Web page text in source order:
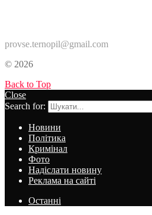
provse.ternopil@gmail.com
© 2026
Back to Top
Close
Search for:
Новини
Політика
Кримінал
Фото
Надіслати новину
Реклама на сайті
Останні